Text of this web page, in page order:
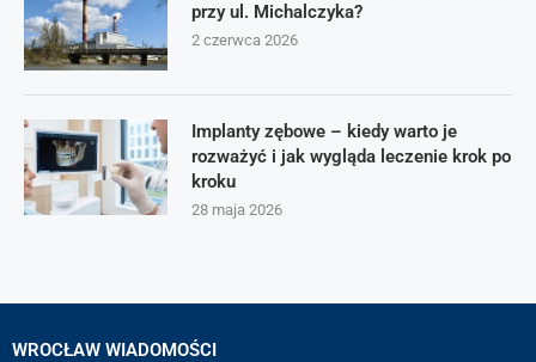
przy ul. Michalczyka?
2 czerwca 2026
Implanty zębowe – kiedy warto je
rozważyć i jak wygląda leczenie krok po
kroku
28 maja 2026
WROCŁAW WIADOMOŚCI